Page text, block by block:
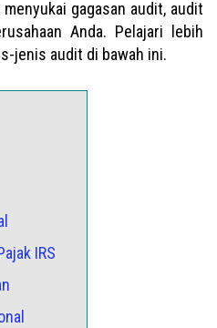
gagasan audit, audit
Anda. Pelajari lebih
jenis audit di bawah ini.
IRS